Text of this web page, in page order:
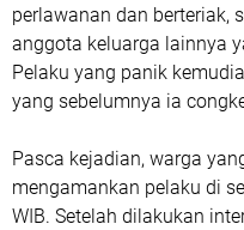
perlawanan dan berteriak,
anggota keluarga lainnya
Pelaku yang panik
yang sebelumnya ia
Pasca kejadian, warga
mengamankan pelaku di
WIB. Setelah dilakukan